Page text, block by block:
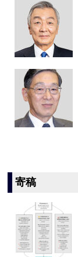
寄稿